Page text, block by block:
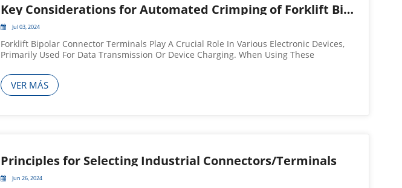
Key Considerations for Automated Crimping of Forklift Bipolar Connector Terminals
Jul 03, 2024
Forklift Bipolar Connector Terminals Play A Crucial Role In Various Electronic Devices,
Primarily Used For Data Transmission Or Device Charging. When Using These
The Equipment In Use. Incompatible Terminals C...
VER MÁS
Principles for Selecting Industrial Connectors/Terminals
Jun 26, 2024